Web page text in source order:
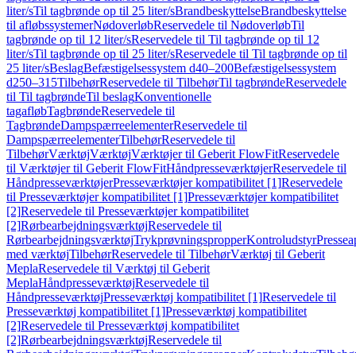
liter/sTil tagbrønde op til 25 liter/sBrandbeskyttelseBrandbeskyttelse
til afløbssystemerNødoverløbReservedele til NødoverløbTil
tagbrønde op til 12 liter/sReservedele til Til tagbrønde op til 12
liter/sTil tagbrønde op til 25 liter/sReservedele til Til tagbrønde op til
25 liter/sBeslagBefæstigelsessystem d40–200Befæstigelsessystem
d250–315TilbehørReservedele til TilbehørTil tagbrøndeReservedele
til Til tagbrøndeTil beslagKonventionelle
tagafløbTagbrøndeReservedele til
TagbrøndeDampspærreelementerReservedele til
DampspærreelementerTilbehørReservedele til
TilbehørVærktøjVærktøjVærktøjer til Geberit FlowFitReservedele
til Værktøjer til Geberit FlowFitHåndpresseværktøjerReservedele til
HåndpresseværktøjerPresseværktøjer kompatibilitet [1]Reservedele
til Presseværktøjer kompatibilitet [1]Presseværktøjer kompatibilitet
[2]Reservedele til Presseværktøjer kompatibilitet
[2]RørbearbejdningsværktøjReservedele til
RørbearbejdningsværktøjTrykprøvningspropperKontroludstyr
med værktøjTilbehørReservedele til TilbehørVærktøj til Geberit
MeplaReservedele til Værktøj til Geberit
MeplaHåndpresseværktøjReservedele til
HåndpresseværktøjPresseværktøj kompatibilitet [1]Reservedele til
Presseværktøj kompatibilitet [1]Presseværktøj kompatibilitet
[2]Reservedele til Presseværktøj kompatibilitet
[2]RørbearbejdningsværktøjReservedele til